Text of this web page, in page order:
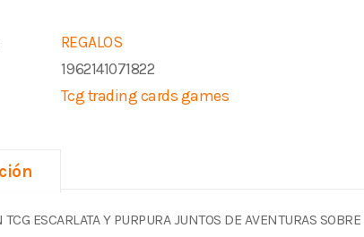
REGALOS
1962141071822
Tcg trading cards games
ESCARLATA Y PURPURA JUNTOS DE AVENTURAS SOBRE